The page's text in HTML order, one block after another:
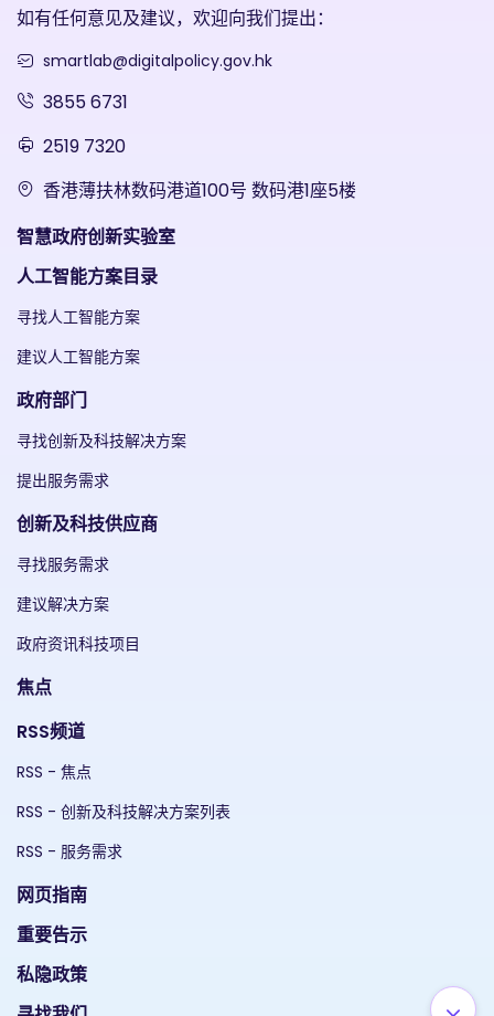
如有任何意见及建议，欢迎向我们提出：
smartlab@digitalpolicy.gov.hk
3855 6731
2519 7320
香港薄扶林数码港道100号 数码港1座5楼
智慧政府创新实验室
人工智能方案目录
寻找人工智能方案
建议人工智能方案
政府部门
寻找创新及科技解决方案
提出服务需求
创新及科技供应商
寻找服务需求
建议解决方案
政府资讯科技项目
焦点
RSS频道
RSS - 焦点
RSS - 创新及科技解决方案列表
RSS - 服务需求
网页指南
重要告示
私隐政策